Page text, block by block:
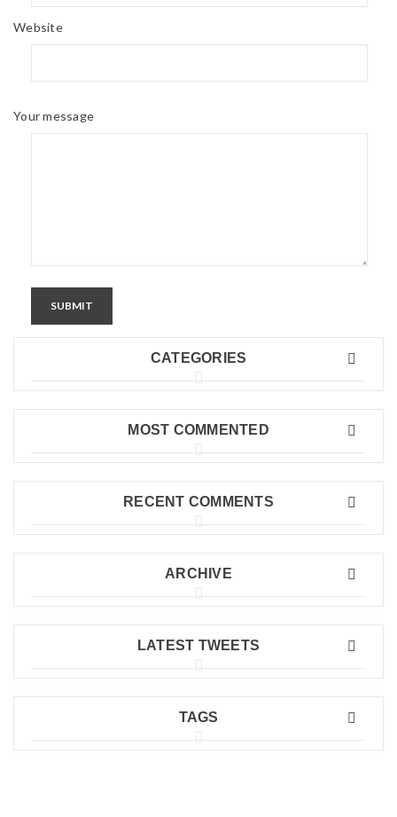
Website
Your message
SUBMIT
CATEGORIES
MOST COMMENTED
RECENT COMMENTS
ARCHIVE
LATEST TWEETS
TAGS